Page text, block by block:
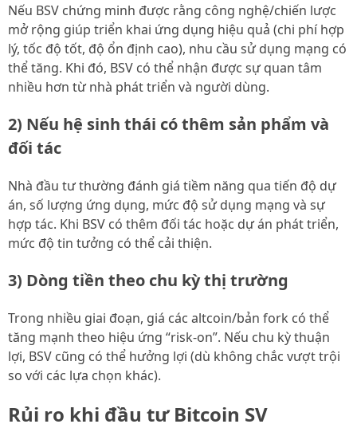
Nếu BSV chứng minh được rằng công nghệ/chiến lược
mở rộng giúp triển khai ứng dụng hiệu quả (chi phí hợp
lý, tốc độ tốt, độ ổn định cao), nhu cầu sử dụng mạng có
thể tăng. Khi đó, BSV có thể nhận được sự quan tâm
nhiều hơn từ nhà phát triển và người dùng.
2) Nếu hệ sinh thái có thêm sản phẩm và
đối tác
Nhà đầu tư thường đánh giá tiềm năng qua tiến độ dự
án, số lượng ứng dụng, mức độ sử dụng mạng và sự
hợp tác. Khi BSV có thêm đối tác hoặc dự án phát triển,
mức độ tin tưởng có thể cải thiện.
3) Dòng tiền theo chu kỳ thị trường
Trong nhiều giai đoạn, giá các altcoin/bản fork có thể
tăng mạnh theo hiệu ứng “risk-on”. Nếu chu kỳ thuận
lợi, BSV cũng có thể hưởng lợi (dù không chắc vượt trội
so với các lựa chọn khác).
Rủi ro khi đầu tư Bitcoin SV